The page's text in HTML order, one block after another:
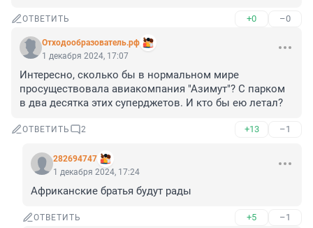
ОТВЕТИТЬ +0 –0
Отходообразователь.рф
1 декабря 2024, 17:07
Интересно, сколько бы в нормальном мире
просуществовала авиакомпания "Азимут"? С парком
в два десятка этих суперджетов. И кто бы ею летал?
ОТВЕТИТЬ 2 +13 –1
282694747
1 декабря 2024, 17:24
Африканские братья будут рады
ОТВЕТИТЬ +5 –1